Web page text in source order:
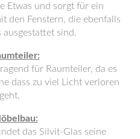
Etwas und sorgt für ein
den Fenstern, die ebenfalls
sind.
für Raumteiler, da es
dass zu viel Licht verloren
geht.
das Silvit-Glas seine